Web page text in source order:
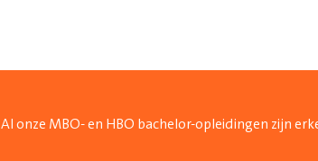
Al onze MBO- en HBO bachelor-opleidingen zijn